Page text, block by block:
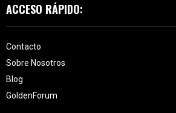
ACCESO RÁPIDO:
Contacto
Sobre Nosotros
Blog
GoldenForum